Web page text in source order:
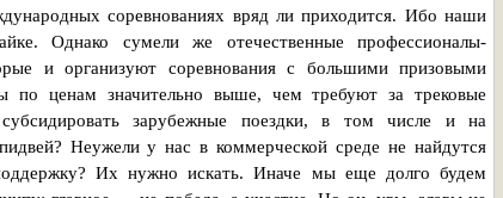
соревнованиях вряд ли приходится. Ибо наши
Однако сумели же отечественные профессионалы-
и организуют соревнования с большими призовыми
по ценам значительно выше, чем требуют за трековые
зарубежные поездки, в том числе и на
Неужели у нас в коммерческой среде не найдутся
Их нужно искать. Иначе мы еще долго будем